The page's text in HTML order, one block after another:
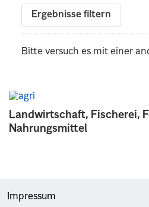
Landwirtschaft, Fischerei,
Nahrungsmittel
Ergebnisse filtern
Bitte versuch es mit einer
Impressum